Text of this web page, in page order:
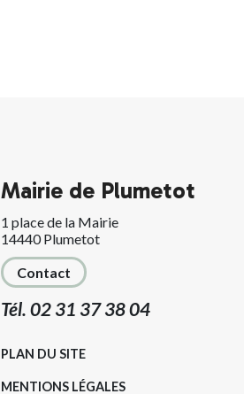
Mairie de Plumetot
1 place de la Mairie
14440 Plumetot
Contact
Tél. 02 31 37 38 04
PLAN DU SITE
MENTIONS LÉGALES